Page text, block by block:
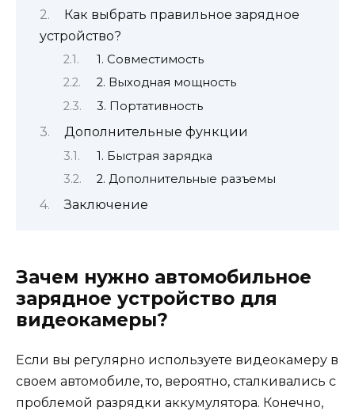
Как выбрать правильное зарядное
устройство?
1. Совместимость
2. Выходная мощность
3. Портативность
Дополнительные функции
1. Быстрая зарядка
2. Дополнительные разъемы
Заключение
Зачем нужно автомобильное
зарядное устройство для
видеокамеры?
Если вы регулярно используете видеокамеру в
своем автомобиле, то, вероятно, сталкивались с
проблемой разрядки аккумулятора. Конечно,